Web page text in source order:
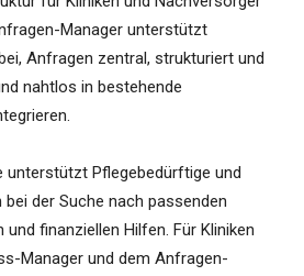
Manager unterstützt
Anfragen zentral, strukturiert und
nahtlos in bestehende
unterstützt Pflegebedürftige und
der Suche nach passenden
finanziellen Hilfen. Für Kliniken
Manager und dem Anfragen-